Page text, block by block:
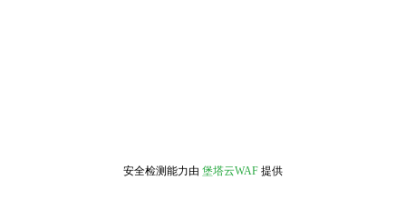
安全检测能力由 堡塔云WAF 提供